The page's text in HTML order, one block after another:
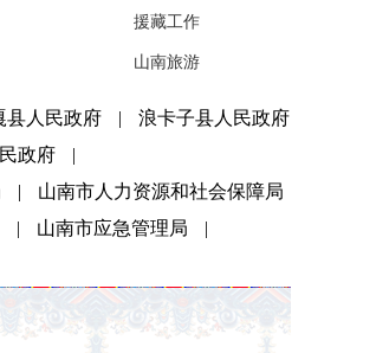
援藏工作
山南旅游
县人民政府 |
浪卡子县人民政府
政府
|
|
山南市人力资源和社会保障局
| 山南市应急管理局
|